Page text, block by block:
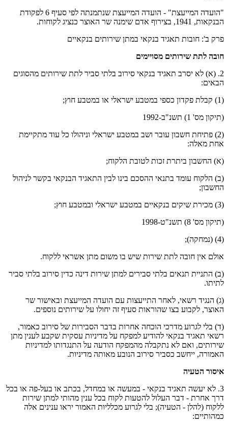
"הועדה המייעצת" - הועדה המייעצת שנתמנתה לפי סעיף 6 לפקודת
הבנקאות, 1941, בצירוף אדם שימנה שר האוצר כנציג לקוחות.
פרק ב': חובות תאגיד בנקאי במתן שירותים בנקאיים
חובה לתת שירותים מסויימים
2. (א) לא יסרב תאגיד בנקאי סירוב בלתי סביר לתת שירותים מהסוגים
הבאים:
(1) קבלת פקדון כספי במטבע ישראלי או במטבע חוץ;
(תיקון מס' 1) תשנ"ב-1992
(2) פתיחת חשבון עובר ושב במטבע ישראלי וניהולו כל עוד מתקיימת
אחת מאלה:
(א) החשבון ביתרת זכות לטובת הלקוח;
(ב) הלקוח עומד בתנאי ההסכם בינו לבין התאגיד הבנקאי בקשר לניהול
החשבון;
(3) מכירת שיקים בנקאיים במטבע ישראלי ובמטבע חוץ;
(תיקון מס' 8) תשנ"ט-1998
(4) (נמחקה);
אולם אין חובה לתת שירות שיש בו משום מתן אשראי ללקוח.
(ב) התניית תנאים בלתי סבירים למתן שירות דינה כדין סירוב בלתי סביר
לתיתו.
(ג) הנגיד רשאי, לאחר התייעצות עם הועדה המייעצת ובאישור שר
האוצר, לקבוע בצו שהוראות סעיף זה יחולו על שירותים נוספים.
(ד) בלי לגרוע מדרכי הוכחה אחרות בדבר הסבירות של סירוב כאמור,
רשאי תאגיד בנקאי להודיע למפקח על מדיניות עסקית שקבע לענין מתן
שירותים, ואם לא נתקבלה מהמפקח הודעה על התנגדותו למדיניות
האמורה, ייחשב כסביר סירוב הנובע מאותה מדיניות.
איסור הטעיה
3. לא יעשה תאגיד בנקאי - במעשה או במחדל, בכתב או בעל-פה או בכל
דרך אחרת - דבר העלול להטעות לקוח בכל ענין מהותי למתן שירות
ללקוח (להלן - הטעיה); בלי לגרוע מכלליות האמור יראו ענינים אלה
כמהותיים: